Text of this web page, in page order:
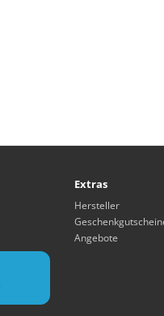
Extras
Hersteller
Angebote